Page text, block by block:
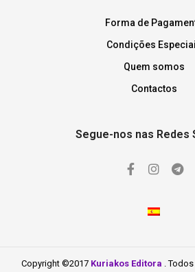
Forma de
Condições
Quem somos
Contactos
Segue-nos nas Redes
Copyright ©2017 Kuriakos Editora .